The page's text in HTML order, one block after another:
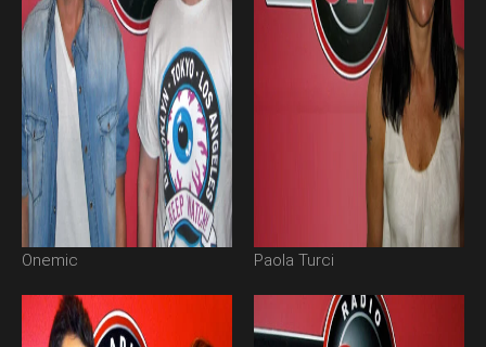
Onemic Paola Turci